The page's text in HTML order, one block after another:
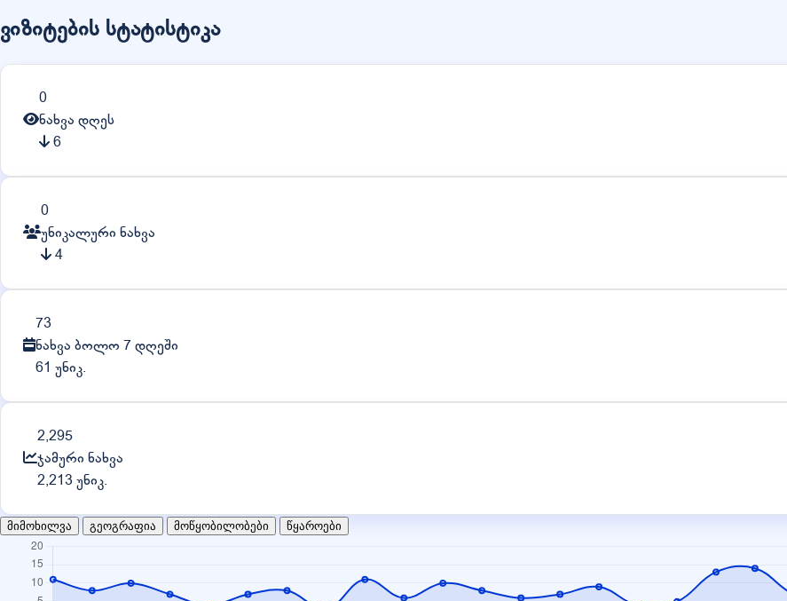
ვიზიტების სტატისტიკა
0
ნახვა დღეს
6
0
უნიკალური ნახვა
4
73
ნახვა ბოლო 7 დღეში
61 უნიკ.
2,295
ჯამური ნახვა
2,213 უნიკ.
მიმოხილვა გეოგრაფია მოწყობილობები წყაროები